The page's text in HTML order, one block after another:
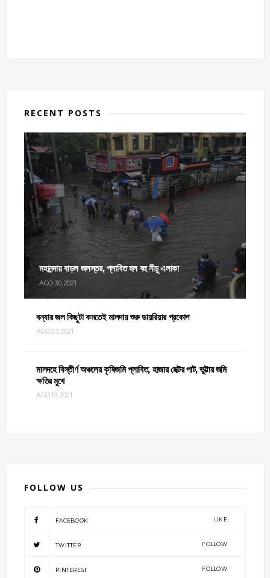
RECENT POSTS
মহানন্দায় বাড়ল জলস্তর, প্লাবিত হল বহু নীচু এলাকা
AGO 30, 2021
বন্যার জল কিছুটা কমতেই মালদায় শুরু ডায়রিয়ার প্রকোপ
AGO 23, 2021
মালদহে বিস্তীর্ণ অঞ্চলের কৃষিজমি প্লাবিত, হাজার হেক্টর পাট, ভুট্টার জমি
ক্ষতির মুখে
AGO 19, 2021
FOLLOW US
FACEBOOK LIKE
TWITTER FOLLOW
PINTEREST FOLLOW